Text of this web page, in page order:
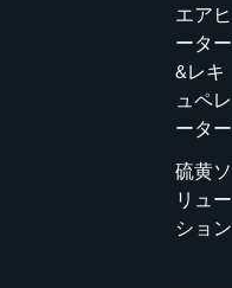
エアヒ
ーター
&レキ
ュペレ
ーター
硫黄ソ
リュー
ション